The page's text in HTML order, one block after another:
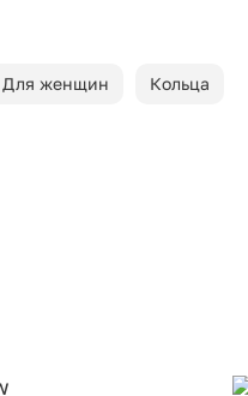
Для женщин Кольца